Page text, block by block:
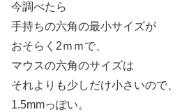
今調べたら
手持ちの六角の最小サイズが
おそらく2ｍｍで、
マウスの六角のサイズは
それよりも少しだけ小さいので、
1.5mmっぽい。